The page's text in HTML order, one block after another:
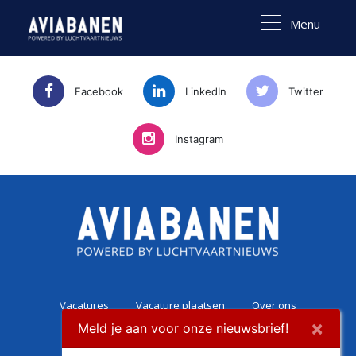
Menu
Facebook LinkedIn Twitter
Instagram
Vacatures Vacature plaatsen
Over ons
Career Experience
Contact
Meld je aan voor onze nieuwsbrief! ×